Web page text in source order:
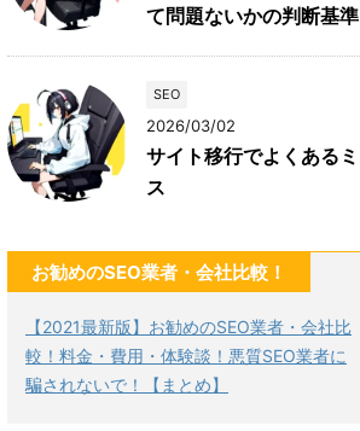
て問題ないかの判断基準
SEO
2026/03/02
サイト移行でよくあるミ
ス
お勧めのSEO業者・会社比較！
【2021最新版】お勧めのSEO業者・会社比
較！料金・費用・体験談！悪質SEO業者に
騙されないで！【まとめ】